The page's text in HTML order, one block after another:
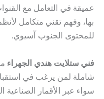
عميقة في التعامل مع
بها، وفهم تقني متكامل
للمحتوى الجنوب آسيوي.
فني ستلايت هندي الجهراء
شاملة لمن يرغب في
سواء عبر الأقمار